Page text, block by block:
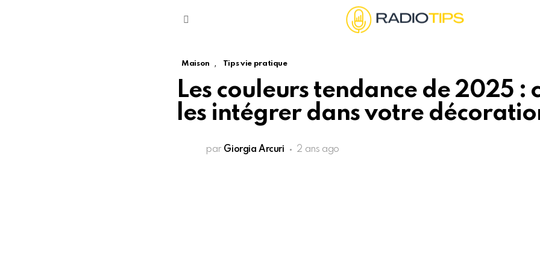
Maison , Tips vie pratique
Les couleurs tendance de 2025 :
les intégrer dans votre
par Giorgia Arcuri 2 ans ago